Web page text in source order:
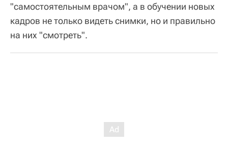
"самостоятельным врачом", а в обучении новых
кадров не только видеть снимки, но и правильно
на них "смотреть".